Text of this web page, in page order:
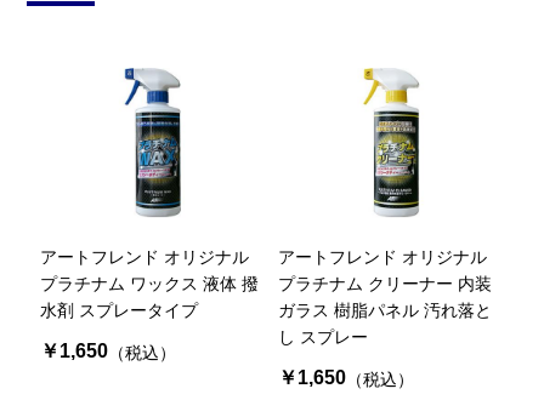
アートフレンド オリジナル
プラチナム ワックス 液体 撥
水剤 スプレータイプ
￥1,650（税込）
アートフレンド オリジナル
プラチナム クリーナー 内装
ガラス 樹脂パネル 汚れ落と
し スプレー
￥1,650（税込）